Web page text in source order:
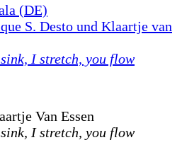
(DE)
S. Desto und Klaartje van
I stretch, you flow
Van Essen
I stretch, you flow